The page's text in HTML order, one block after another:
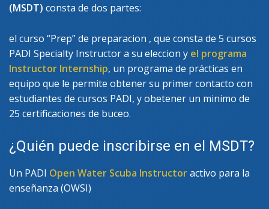
(MSDT) consta de dos partes:
el curso “Prep” de preparacion , que consta de 5 cursos
PADI Specialty Instructor a su eleccion y el programa
Instructor Internship, un programa de prácticas en
equipo que le permite obtener su primer contacto con
estudiantes de cursos PADI, y obetener un minimo de
25 certificaciones de buceo.
¿Quién puede inscribirse en el MSDT?
Un PADI Open Water Scuba Instructoractivo para la
enseñanza (OWSI)